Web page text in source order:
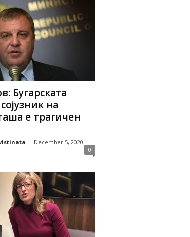
Бугарската
на
е трагичен
- December 5, 2020
0